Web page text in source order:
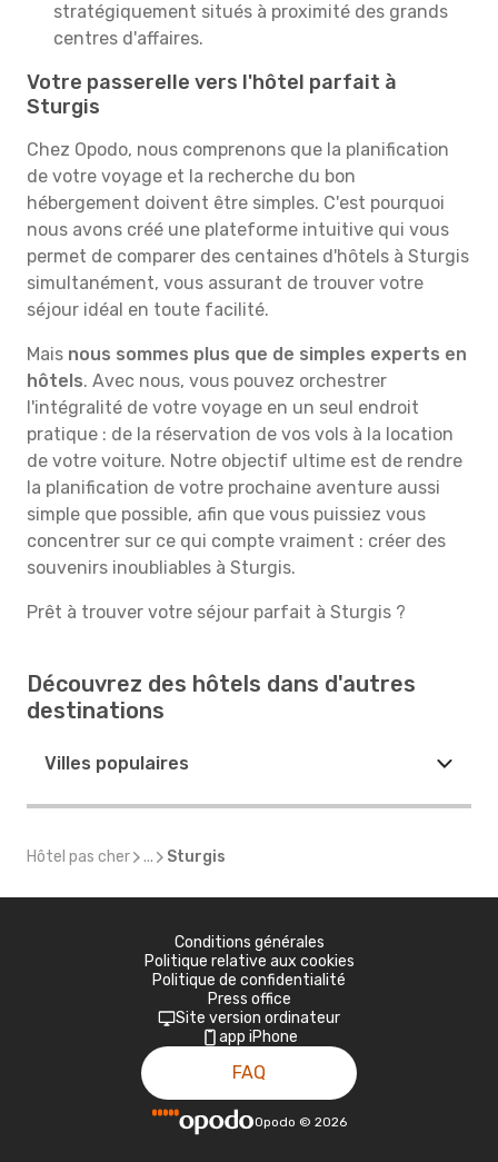
stratégiquement situés à proximité des grands
centres d'affaires.
Votre passerelle vers l'hôtel parfait à
Sturgis
Chez Opodo, nous comprenons que la planification
de votre voyage et la recherche du bon
hébergement doivent être simples. C'est pourquoi
nous avons créé une plateforme intuitive qui vous
permet de comparer des centaines d'hôtels à Sturgis
simultanément, vous assurant de trouver votre
séjour idéal en toute facilité.
Mais nous sommes plus que de simples experts en
hôtels. Avec nous, vous pouvez orchestrer
l'intégralité de votre voyage en un seul endroit
pratique : de la réservation de vos vols à la location
de votre voiture. Notre objectif ultime est de rendre
la planification de votre prochaine aventure aussi
simple que possible, afin que vous puissiez vous
concentrer sur ce qui compte vraiment : créer des
souvenirs inoubliables à Sturgis.
Prêt à trouver votre séjour parfait à Sturgis ?
Découvrez des hôtels dans d'autres
destinations
Villes populaires
Hôtel pas cher ... Sturgis
Conditions générales
Politique relative aux cookies
Politique de confidentialité
Press office
Site version ordinateur
app iPhone
FAQ
Opodo © 2026